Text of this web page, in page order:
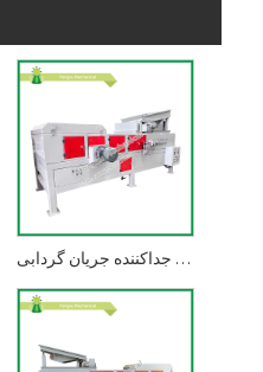
دستگاه جداکننده جریان گردابی